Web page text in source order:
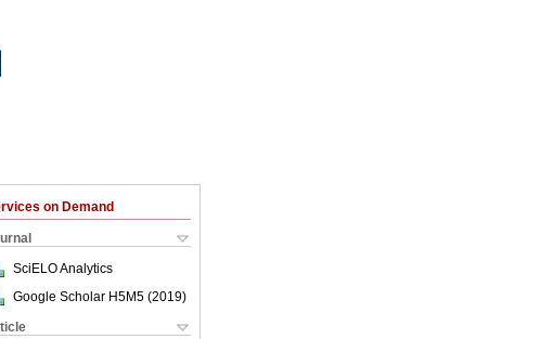
on Demand
SciELO Analytics
Google Scholar H5M5 (2019)